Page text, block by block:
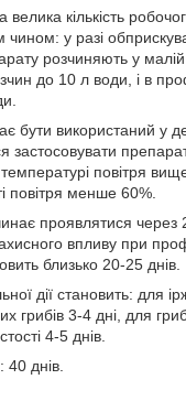
кількість
чином: у разі
розчиняють у малій
до 10 л води, і в
бути використаний у
застосовувати
повітря
повітря менше 60%.
проявлятися через
впливу при
близько 20-25 днів.
дії становить: для
грибів 3-4 дні, для
4-5 днів.
40 днів.